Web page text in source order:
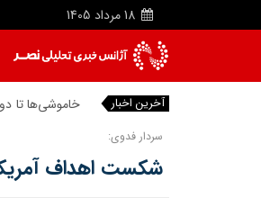
18 مرداد 1405
آخرین اخبار خاموشی‌ها تا
سردار فدوی:
شکست اهداف